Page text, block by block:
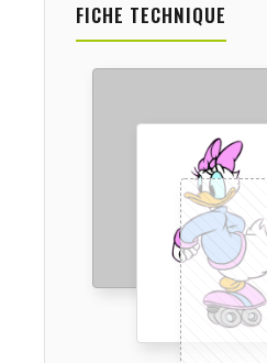
FICHE TECHNIQUE